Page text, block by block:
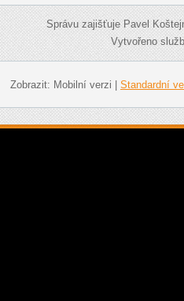
Správu zajišťuje Pavel
Vytvořeno
Zobrazit: Mobilní verzi Standardní